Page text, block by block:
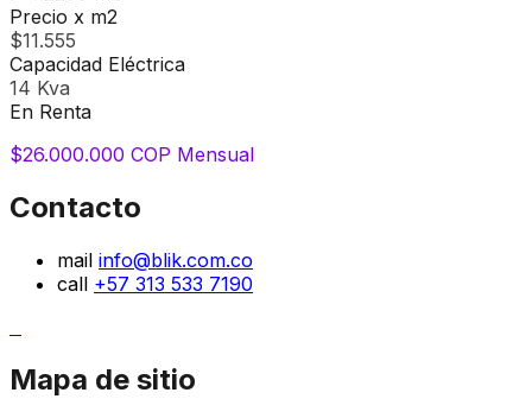
Precio x m2
$11.555
Capacidad Eléctrica
14 Kva
En Renta
$26.000.000 COP Mensual
Contacto
mail info@blik.com.co
call +57 313 533 7190
Mapa de sitio